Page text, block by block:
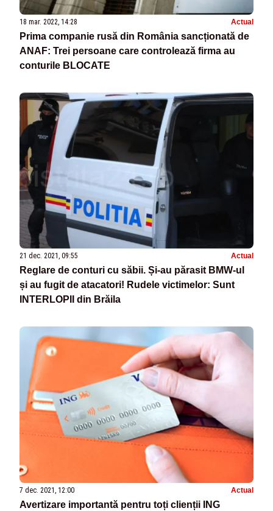
18 mar. 2022, 14:28 Actual
Prima companie rusă din România sancționată de
ANAF: Trei persoane care controlează firma au
conturile BLOCATE
21 dec. 2021, 09:55 Actual
Reglare de conturi cu săbii. Și-au părasit BMW-ul
și au fugit de atacatori! Rudele victimelor: Sunt
INTERLOPII din Brăila
7 dec. 2021, 12:00 Actual
Avertizare importantă pentru toți clienții ING